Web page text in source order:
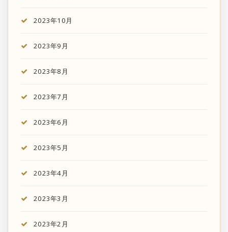
2023年10月
2023年9月
2023年8月
2023年7月
2023年6月
2023年5月
2023年4月
2023年3月
2023年2月